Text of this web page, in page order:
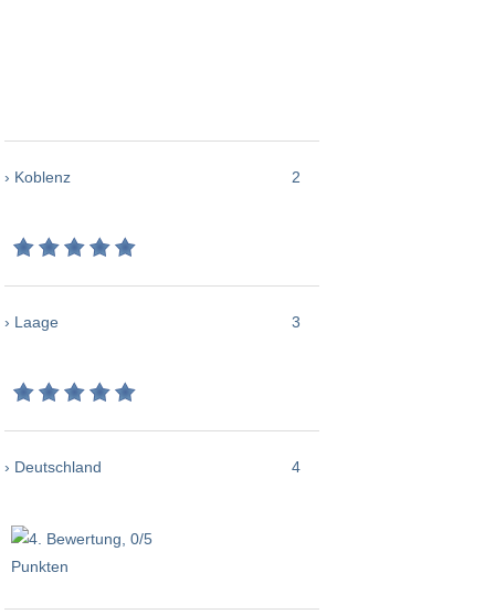
› Koblenz 2
› Laage 3
› Deutschland 4